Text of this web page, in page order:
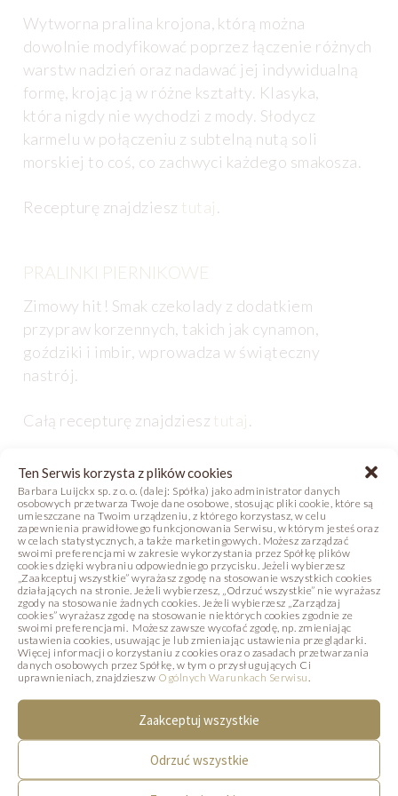
Ten Serwis korzysta z plików cookies
Barbara Luijckx sp. z o. o. (dalej: Spółka) jako administrator danych
osobowych przetwarza Twoje dane osobowe, stosując pliki cookie, które są
umieszczane na Twoim urządzeniu, z którego korzystasz, w celu
zapewnienia prawidłowego funkcjonowania Serwisu, w którym jesteś oraz
w celach statystycznych, a także marketingowych. Możesz zarządzać
swoimi preferencjami w zakresie wykorzystania przez Spółkę plików
cookies dzięki wybraniu odpowiedniego przycisku. Jeżeli wybierzesz
„Zaakceptuj wszystkie” wyrażasz zgodę na stosowanie wszystkich cookies
działających na stronie. Jeżeli wybierzesz, „Odrzuć wszystkie” nie wyrażasz
zgody na stosowanie żadnych cookies. Jeżeli wybierzesz „Zarządzaj
cookies” wyrażasz zgodę na stosowanie niektórych cookies zgodnie ze
swoimi preferencjami. Możesz zawsze wycofać zgodę, np. zmieniając
ustawienia cookies, usuwając je lub zmieniając ustawienia przeglądarki.
Więcej informacji o korzystaniu z cookies oraz o zasadach przetwarzania
danych osobowych przez Spółkę, w tym o przysługujących Ci
uprawnieniach, znajdziesz w Ogólnych Warunkach Serwisu
Zaakceptuj wszystkie
Odrzuć wszystkie
Wytworna pralina krojona, którą można
dowolnie modyfikować poprzez łączenie różnych
warstw nadzień oraz nadawać jej indywidualną
formę, krojąc ją w różne kształty. Klasyka,
która nigdy nie wychodzi z mody. Słodycz
karmelu w połączeniu z subtelną nutą soli
morskiej to coś, co zachwyci każdego smakosza.
Recepturę znajdziesz tutaj.
PRALINKI PIERNIKOWE
Zimowy hit! Smak czekolady z dodatkiem
przypraw korzennych, takich jak cynamon,
goździki i imbir, wprowadza w świąteczny
nastrój.
Całą recepturę znajdziesz tutaj.
Każdy z tych przepisów można dostosować
do indywidualnych preferencji klientów, a ich
przygotowanie to doskonała okazja
do eksperymentowania z dekoracjami
i dodatkami.
NADZIENIE DO PRALIN – POMYSŁY
NA WYJĄTKOWE SMAKI
CZEKOLADEK
Sercem każdej pralinowej czekoladki jest jej
nadzienie. Oto kilka propozycji, które mogą stać
się hitem w Twojej ofercie: